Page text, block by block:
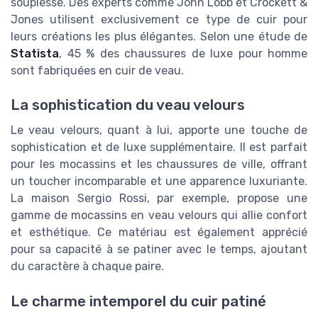
Jones utilisent exclusivement ce type de cuir pour
leurs créations les plus élégantes. Selon une étude de
Statista, 45 % des chaussures de luxe pour homme
sont fabriquées en cuir de veau.
La sophistication du veau velours
Le veau velours, quant à lui, apporte une touche de
sophistication et de luxe supplémentaire. Il est parfait
pour les mocassins et les chaussures de ville, offrant
un toucher incomparable et une apparence luxuriante.
La maison Sergio Rossi, par exemple, propose une
gamme de mocassins en veau velours qui allie confort
et esthétique. Ce matériau est également apprécié
pour sa capacité à se patiner avec le temps, ajoutant
du caractère à chaque paire.
Le charme intemporel du cuir patiné